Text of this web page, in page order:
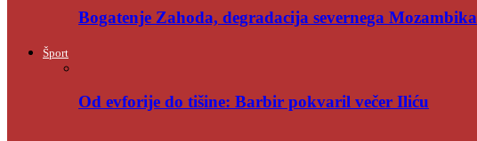
Bogatenje Zahoda, degradacija severnega Mozambika
Šport
Od evforije do tišine: Barbir pokvaril večer Iliću